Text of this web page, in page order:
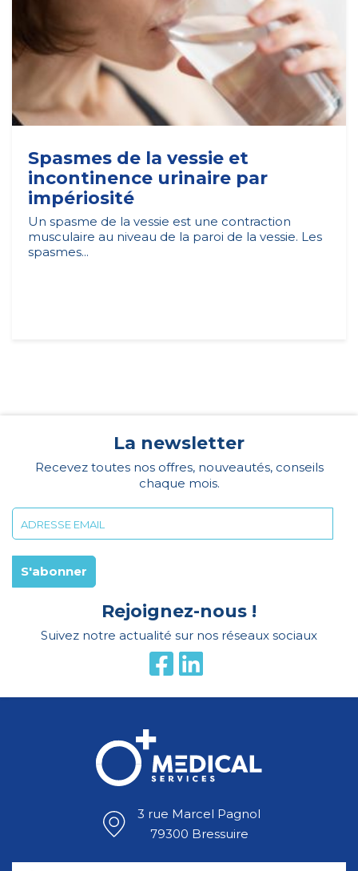
Spasmes de la vessie et
incontinence urinaire par
impériosité
Un spasme de la vessie est une contraction
musculaire au niveau de la paroi de la vessie. Les
spasmes...
La newsletter
Recevez toutes nos offres, nouveautés, conseils
chaque mois.
Rejoignez-nous !
Suivez notre actualité sur nos réseaux sociaux
3 rue Marcel Pagnol
79300 Bressuire